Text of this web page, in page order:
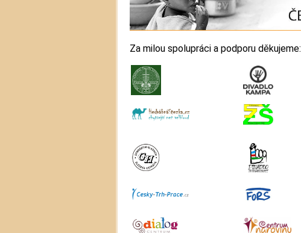
Za milou spolupráci a podporu děkujeme: